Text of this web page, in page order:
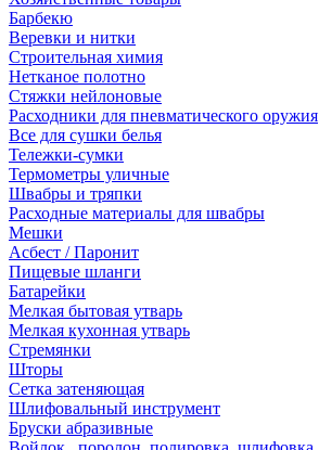
Барбекю
Веревки и нитки
Строительная химия
Нетканое полотно
Стяжки нейлоновые
Расходники для пневматического оружия
Все для сушки белья
Тележки-сумки
Термометры уличные
Швабры и тряпки
Расходные материалы для швабры
Мешки
Асбест / Паронит
Пищевые шланги
Батарейки
Мелкая бытовая утварь
Мелкая кухонная утварь
Стремянки
Шторы
Сетка затеняющая
Шлифовальный инструмент
Бруски абразивные